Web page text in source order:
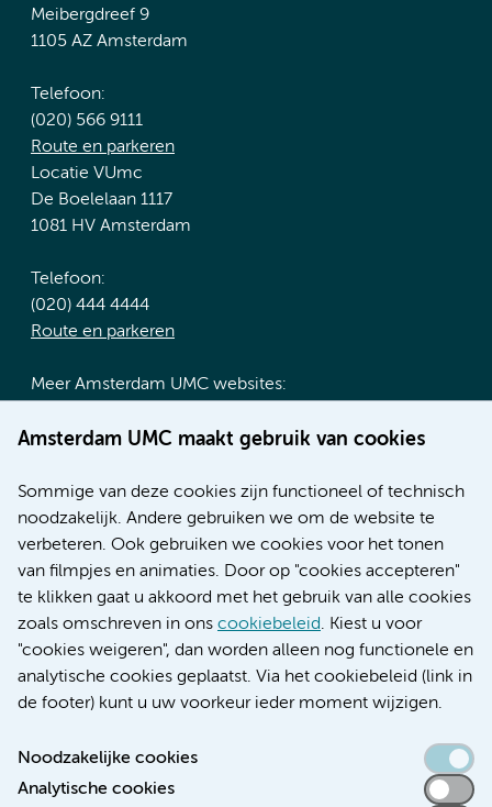
Amsterdam UMC maakt gebruik van cookies
Sommige van deze cookies zijn functioneel of technisch
noodzakelijk. Andere gebruiken we om de website te
verbeteren. Ook gebruiken we cookies voor het tonen
van filmpjes en animaties. Door op "cookies accepteren"
te klikken gaat u akkoord met het gebruik van alle cookies
zoals omschreven in ons cookiebeleid. Kiest u voor
"cookies weigeren", dan worden alleen nog functionele en
analytische cookies geplaatst. Via het cookiebeleid (link in
de footer) kunt u uw voorkeur ieder moment wijzigen.
Noodzakelijke cookies
Analytische cookies
Meibergdreef 9
1105 AZ Amsterdam
Telefoon:
(020) 566 9111
Route en parkeren
Locatie VUmc
De Boelelaan 1117
1081 HV Amsterdam
Telefoon:
(020) 444 4444
Route en parkeren
Meer Amsterdam UMC websites:
Werken bij Amsterdam UMC
Nieuws
Research
Educatie locatie AMC
Educatie locatie VUmc
Verwijzen & diagnostiek
Toegankelijkheidsverklaring